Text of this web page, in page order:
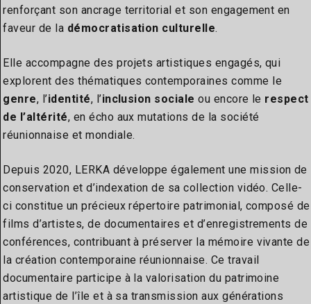
renforçant son ancrage territorial et son engagement en
faveur de la démocratisation culturelle.
Elle accompagne des projets artistiques engagés, qui
explorent des thématiques contemporaines comme le
genre, l’identité, l’inclusion sociale ou encore le respect
de l’altérité, en écho aux mutations de la société
réunionnaise et mondiale.
Depuis 2020, LERKA développe également une mission de
conservation et d’indexation de sa collection vidéo. Celle-
ci constitue un précieux répertoire patrimonial, composé de
films d’artistes, de documentaires et d’enregistrements de
conférences, contribuant à préserver la mémoire vivante de
la création contemporaine réunionnaise. Ce travail
documentaire participe à la valorisation du patrimoine
artistique de l’île et à sa transmission aux générations